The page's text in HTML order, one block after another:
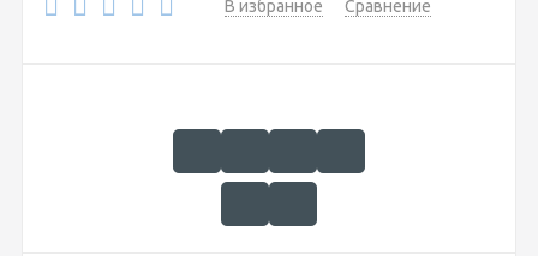
В избранное Сравнение